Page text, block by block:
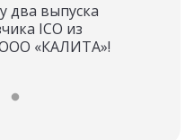
два выпуска
ICO из
«КАЛИТА»!